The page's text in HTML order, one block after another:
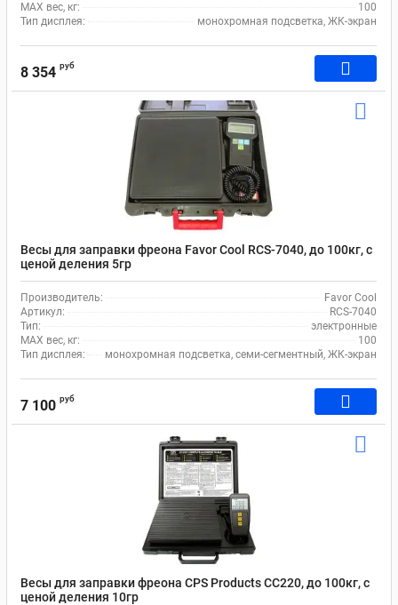
MAX вес, кг:
100
Тип дисплея:
монохромная подсветка, ЖК-экран
8 354 руб
Весы для заправки фреона Favor Cool RCS-7040, до 100кг, с
ценой деления 5гр
Производитель:
Favor Cool
Артикул:
RCS-7040
Тип:
электронные
MAX вес, кг:
100
Тип дисплея:
монохромная подсветка, семи-сегментный, ЖК-экран
7 100 руб
Весы для заправки фреона CPS Products СС220, до 100кг, с
ценой деления 10гр